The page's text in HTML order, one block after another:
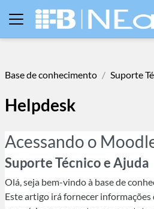
Ir para o conteúdo principal
Painel lateral
Base de conhecimento Suporte
Helpdesk
Acessando o
Suporte Técnico e Ajuda
Olá, seja bem-vindo à base de
Este artigo irá fornecer